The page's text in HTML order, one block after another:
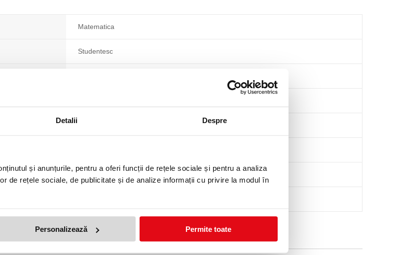
Detalii Despre
și anunțurile, pentru a oferi funcții de rețele sociale și pentru a analiza
de rețele sociale, de publicitate și de analize informații cu privire la modul în
Personalizează Permite toate
Matematica
Studentesc